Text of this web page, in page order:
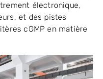
électronique,
et des pistes
cGMP en matière